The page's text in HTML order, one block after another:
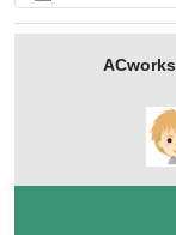
Chubby
ACworks